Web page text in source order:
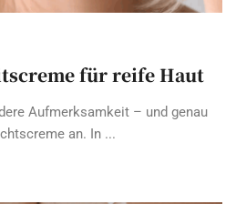
für reife Haut
Aufmerksamkeit – und genau
an. In ...